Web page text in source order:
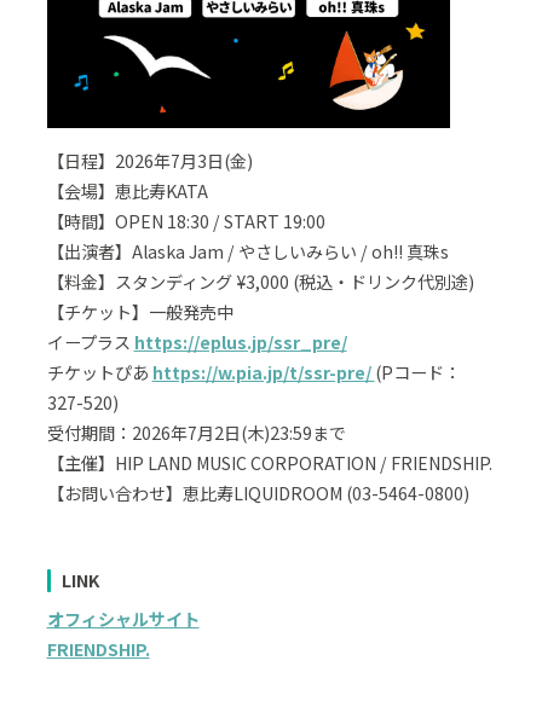
【日程】2026年7月3日(金)
【会場】恵比寿KATA
【時間】OPEN 18:30 / START 19:00
【出演者】Alaska Jam / やさしいみらい / oh!! 真珠s
【料金】スタンディング ¥3,000 (税込・ドリンク代別途)
【チケット】一般発売中
イープラス https://eplus.jp/ssr_pre/
チケットぴあ https://w.pia.jp/t/ssr-pre/ (Pコード：
327-520)
受付期間：2026年7月2日(木)23:59まで
【主催】HIP LAND MUSIC CORPORATION / FRIENDSHIP.
【お問い合わせ】恵比寿LIQUIDROOM (03-5464-0800)
LINK
オフィシャルサイト
FRIENDSHIP.